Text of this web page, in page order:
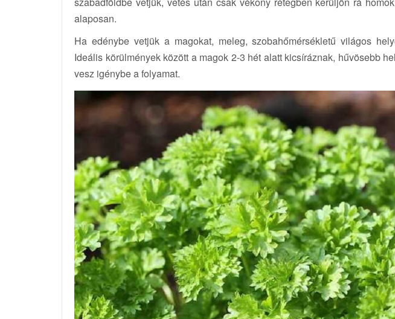
alaposan.
Ha edénybe vetjük a magokat, meleg, szobahőmérsékletű világos
Ideális körülmények között a magok 2-3 hét alatt kicsíráznak, hűvösebb
vesz igénybe a folyamat.